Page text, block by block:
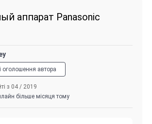
аппарат Panasonic
оголошення автора
з 04 / 2019
більше місяця тому